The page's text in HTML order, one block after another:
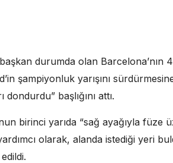
durumda olan Barcelona’nın
şampiyonluk yarışını
başlığını attı.
birinci yarıda “sağ ayağıyla füze
olarak, alanda istediği yeri